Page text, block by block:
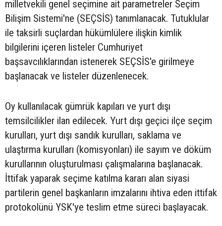
milletvekili genel seçimine ait parametreler Seçim
Bilişim Sistemi'ne (SEÇSİS) tanımlanacak. Tutuklular
ile taksirli suçlardan hükümlülere ilişkin kimlik
bilgilerini içeren listeler Cumhuriyet
başsavcılıklarından istenerek SEÇSİS'e girilmeye
başlanacak ve listeler düzenlenecek.
Oy kullanılacak gümrük kapıları ve yurt dışı
temsilcilikler ilan edilecek. Yurt dışı geçici ilçe seçim
kurulları, yurt dışı sandık kurulları, saklama ve
ulaştırma kurulları (komisyonları) ile sayım ve döküm
kurullarının oluşturulması çalışmalarına başlanacak.
İttifak yaparak seçime katılma kararı alan siyasi
partilerin genel başkanların imzalarını ihtiva eden ittifak
protokolünü YSK'ye teslim etme süreci başlayacak.